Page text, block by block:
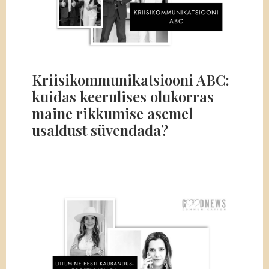
Kriisikommunikatsiooni ABC:
kuidas keerulises olukorras
maine rikkumise asemel
usaldust süvendada?